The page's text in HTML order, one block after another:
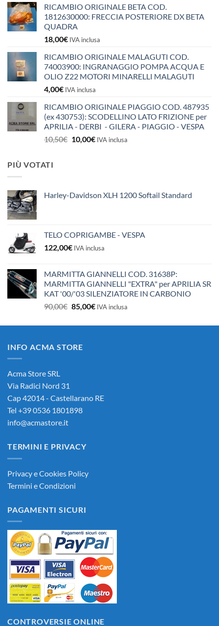
RICAMBIO ORIGINALE BETA COD.
1812630000: FRECCIA POSTERIORE DX BETA
QUADRA
18,00€ IVA inclusa
RICAMBIO ORIGINALE MALAGUTI COD.
74003900: INGRANAGGIO POMPA ACQUA E
OLIO Z22 MOTORI MINARELLI MALAGUTI
4,00€ IVA inclusa
RICAMBIO ORIGINALE PIAGGIO COD. 487935
(ex 430753): SCODELLINO LATO FRIZIONE per
APRILIA - DERBI - GILERA - PIAGGIO - VESPA
10,50€ Il
10,00€IlIVA inclusa
PIÙ VOTATI
Harley-Davidson XLH 1200 Softail Standard
TELO COPRIGAMBE - VESPA
122,00€ IVA inclusa
MARMITTA GIANNELLI COD. 31638P:
MARMITTA GIANNELLI "EXTRA" per APRILIA SR
KAT '00/'03 SILENZIATORE IN CARBONIO
90,00€ Il
originale
90,00€.
85,00€Il
attuale
IVA inclusa
INFO ACMA STORE
Acma Store SRL
Via Radici Nord 31
Cap 42014 - Castellarano RE
Tel +39 0536 1801898
info@acmastore.it
TERMINI E PRIVACY
Privacy e Cookies Policy
Termini e Condizioni
PAGAMENTI SICURI
CONTROVERSIE ONLINE